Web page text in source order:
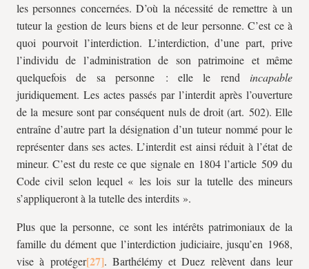
les personnes concernées. D’où la nécessité de remettre à un
tuteur la gestion de leurs biens et de leur personne. C’est ce à
quoi pourvoit l’interdiction. L’interdiction, d’une part, prive
l’individu de l’administration de son patrimoine et même
quelquefois de sa personne : elle le rend incapable
juridiquement. Les actes passés par l’interdit après l’ouverture
de la mesure sont par conséquent nuls de droit (art. 502). Elle
entraîne d’autre part la désignation d’un tuteur nommé pour le
représenter dans ses actes. L’interdit est ainsi réduit à l’état de
mineur. C’est du reste ce que signale en 1804 l’article 509 du
Code civil selon lequel « les lois sur la tutelle des mineurs
s’appliqueront à la tutelle des interdits ».
Plus que la personne, ce sont les intérêts patrimoniaux de la
famille du dément que l’interdiction judiciaire, jusqu’en 1968,
vise à protéger
. Barthélémy et Duez relèvent dans leur